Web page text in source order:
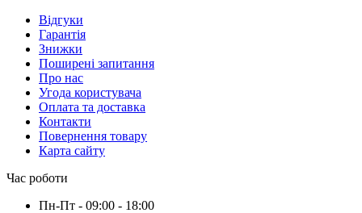
Вiдгуки
Гарантія
Знижки
Поширені запитання
Про нас
Угода користувача
Оплата та доставка
Контакти
Повернення товару
Карта сайту
Час роботи
Пн-Пт - 09:00 - 18:00